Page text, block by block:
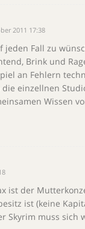
2011 17:38
jeden Fall zu
Brink und
an Fehlern
einzellnen
Wissen
ist der
ist (keine
Skyrim muss sich